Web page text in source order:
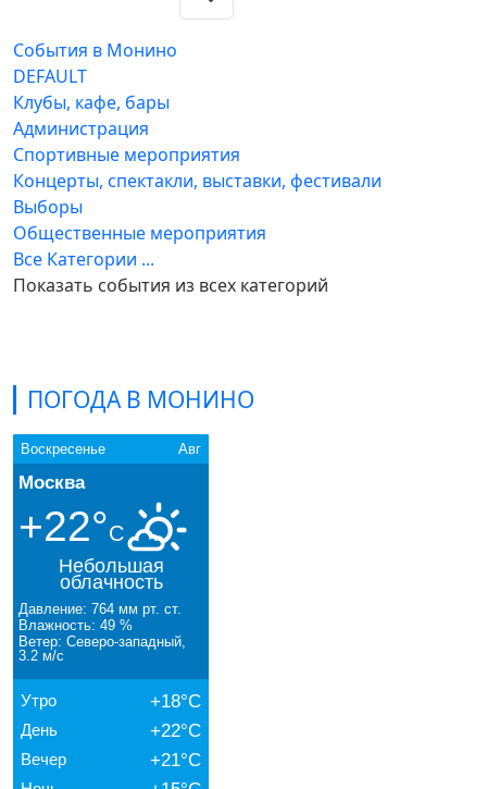
ПОГОДА В МОНИНО
Воскресенье Авг
Москва
+22°C
Небольшая
облачность
Давление: 764 мм рт. ст.
Влажность: 49 %
Ветер: Северо-западный,
3.2 м/с
Утро +18°C
День +22°C
Вечер +21°C
События в Монино
DEFAULT
Клубы, кафе, бары
Администрация
Спортивные мероприятия
Концерты, спектакли, выставки, фестивали
Выборы
Общественные мероприятия
Все Категории ...
Показать события из всех категорий